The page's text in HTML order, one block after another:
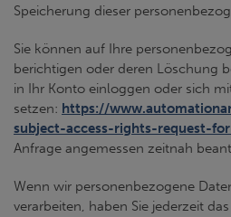
Speicherung dieser
Sie können auf Ihre
berichtigen oder deren Löschung
in Ihr Konto einloggen oder sich
setzen: https://
subject-access-rights-request-
Anfrage angemessen zeitnah
Wenn wir personenbezogene
verarbeiten, haben Sie jederzeit